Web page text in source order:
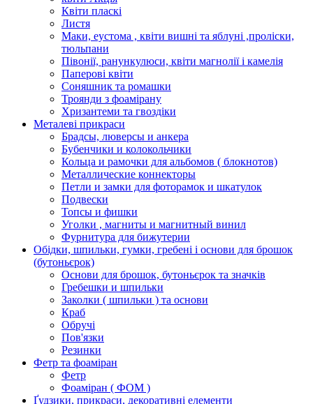
Квіти пласкі
Листя
Маки, еустома , квіти вишні та яблуні ,проліски,
тюльпани
Півонії, ранункулюси, квіти магнолії і камелія
Паперові квіти
Соняшник та ромашки
Троянди з фоамірану
Хризантеми та гвоздіки
Металеві прикраси
Брадсы, люверсы и анкера
Бубенчики и колокольчики
Кольца и рамочки для альбомов ( блокнотов)
Металлические коннекторы
Петли и замки для фоторамок и шкатулок
Подвески
Топсы и фишки
Уголки , магниты и магнитный винил
Фурнитура для бижутерии
Обідки, шпильки, гумки, гребені і основи для брошок
(бутоньєрок)
Основи для брошок, бутоньєрок та значків
Гребешки и шпильки
Заколки ( шпильки ) та основи
Краб
Обручі
Пов'язки
Резинки
Фетр та фоаміран
Фетр
Фоаміран ( ФОМ )
Ґудзики, прикраси, декоративні елементи